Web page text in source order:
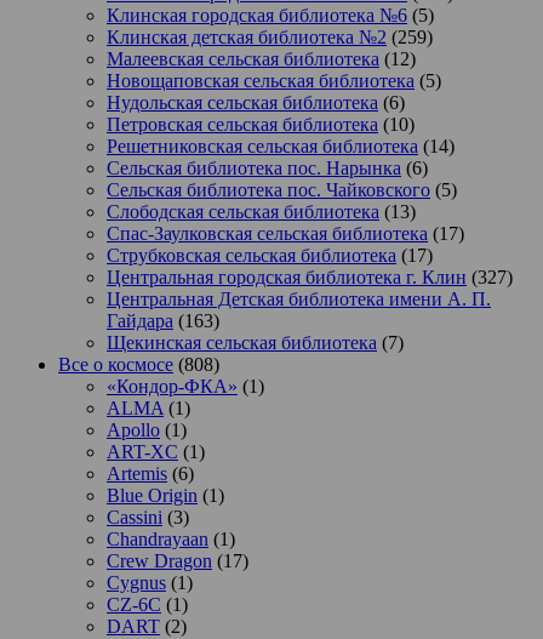
Клинская городская библиотека №6 (5)
Клинская детская библиотека №2 (259)
Малеевская сельская библиотека (12)
Новощаповская сельская библиотека (5)
Нудольская сельская библиотека (6)
Петровская сельская библиотека (10)
Решетниковская сельская библиотека (14)
Сельская библиотека пос. Нарынка (6)
Сельская библиотека пос. Чайковского (5)
Слободская сельская библиотека (13)
Спас-Заулковская сельская библиотека (17)
Струбковская сельская библиотека (17)
Центральная городская библиотека г. Клин (327)
Центральная Детская библиотека имени А. П.
Гайдара (163)
Щекинская сельская библиотека (7)
Все о космосе (808)
«Кондор-ФКА» (1)
ALMA (1)
Apollo (1)
ART-XC (1)
Artemis (6)
Blue Origin (1)
Cassini (3)
Chandrayaan (1)
Crew Dragon (17)
Cygnus (1)
CZ-6C (1)
DART (2)